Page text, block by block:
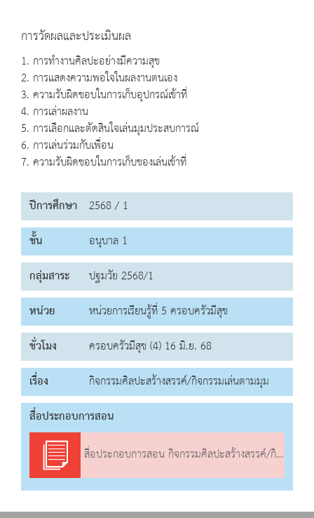
การวัดผลและประเมินผล
1. การทำงานศิลปะอย่างมีความสุข
2. การแสดงความพอใจในผลงานตนเอง
3. ความรับผิดชอบในการเก็บอุปกรณ์เข้าที่
4. การเล่าผลงาน
5. การเลือกและตัดสินใจเล่นมุมประสบการณ์
6. การเล่นร่วมกับเพื่อน
7. ความรับผิดชอบในการเก็บของเล่นเข้าที่
ปีการศึกษา 2568 / 1
ชั้น
อนุบาล 1
กลุ่มสาระ
ปฐมวัย 2568/1
หน่วย
หน่วยการเรียนรู้ที่ 5 ครอบครัวมีสุข
ชั่วโมง
ครอบครัวมีสุข (4) 16 มิ.ย. 68
เรื่อง
กิจกรรมศิลปะสร้างสรรค์/กิจกรรมเล่นตามมุม
สื่อประกอบการสอน
สื่อประกอบการสอน กิจกรรมศิลปะสร้างสรรค์/กิจกรรมเล่นตามมุม